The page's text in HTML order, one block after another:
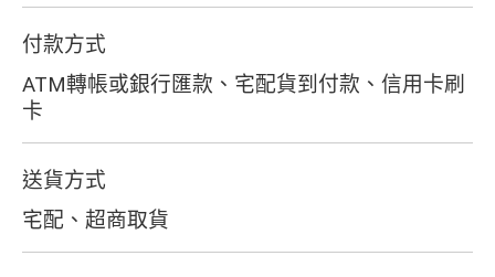
付款方式
ATM轉帳或銀行匯款、宅配貨到付款、信用卡刷
卡
送貨方式
宅配、超商取貨